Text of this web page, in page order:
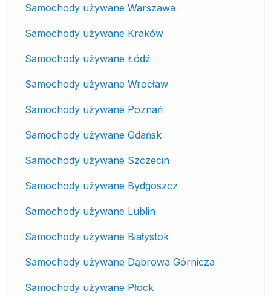
Samochody używane Warszawa
Samochody używane Kraków
Samochody używane Łódź
Samochody używane Wrocław
Samochody używane Poznań
Samochody używane Gdańsk
Samochody używane Szczecin
Samochody używane Bydgoszcz
Samochody używane Lublin
Samochody używane Białystok
Samochody używane Dąbrowa Górnicza
Samochody używane Płock